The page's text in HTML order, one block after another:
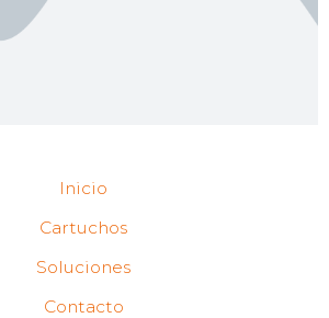
Inicio
Cartuchos
Soluciones
Contacto